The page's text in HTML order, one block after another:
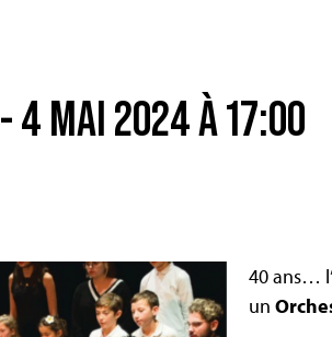
- 4 MAI 2024 À 17:00
40 ans…
un